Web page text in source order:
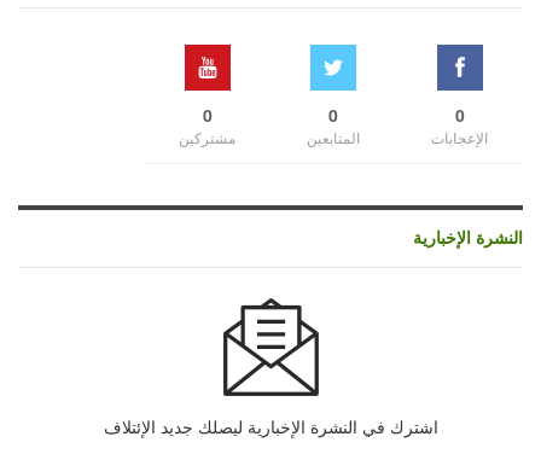
0
الإعجابات
0
المتابعين
0
مشتركين
النشرة الإخبارية
اشترك في النشرة الإخبارية ليصلك جديد الإئتلاف